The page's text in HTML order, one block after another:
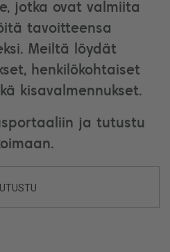
jotka ovat valmiita
tavoitteensa
Meiltä löydät
henkilökohtaiset
kisavalmennukset.
ja tutustu